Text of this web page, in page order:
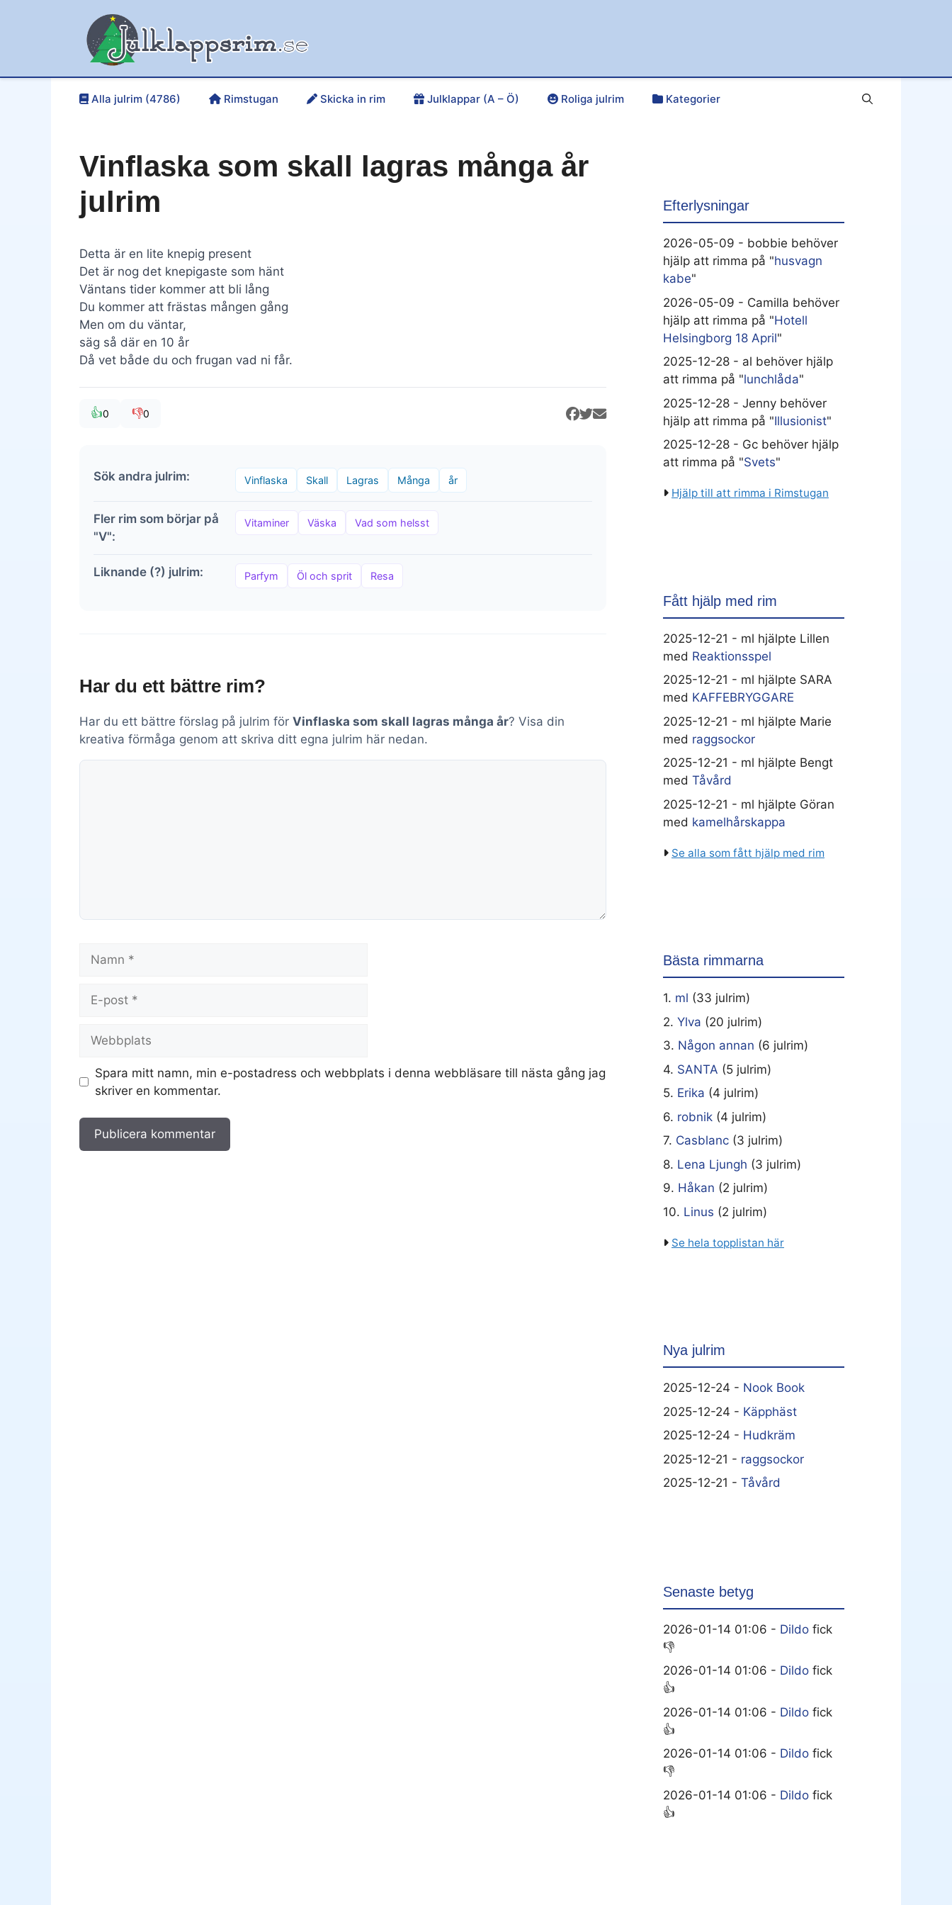
Alla julrim (4786) Rimstugan Skicka in rim Julklappar (A – Ö) Roliga julrim Kategorier
Vinflaska som skall lagras många år
julrim
Detta är en lite knepig present
Det är nog det knepigaste som hänt
Väntans tider kommer att bli lång
Du kommer att frästas mången gång
Men om du väntar,
säg så där en 10 år
Då vet både du och frugan vad ni får.
👍0 👎0
Sök andra julrim: Vinflaska Skall Lagras Många år
Fler rim som börjar på
"V":
Vitaminer Väska Vad som helsst
Liknande (?) julrim: Parfym Öl och sprit Resa
Har du ett bättre rim?
Har du ett bättre förslag på julrim för Vinflaska som skall lagras många år? Visa din
kreativa förmåga genom att skriva ditt egna julrim här nedan.
Kommentar
post
Spara mitt namn, min e-postadress och webbplats i denna webbläsare till nästa gång jag
skriver en kommentar.
Efterlysningar
2026-05-09 - bobbie behöver
hjälp att rimma på "husvagn
kabe"
2026-05-09 - Camilla behöver
hjälp att rimma på "Hotell
Helsingborg 18 April"
2025-12-28 - al behöver hjälp
att rimma på "lunchlåda"
2025-12-28 - Jenny behöver
hjälp att rimma på "Illusionist"
2025-12-28 - Gc behöver hjälp
att rimma på "Svets"
Hjälp till att rimma i Rimstugan
Fått hjälp med rim
2025-12-21 - ml hjälpte Lillen
med Reaktionsspel
2025-12-21 - ml hjälpte SARA
med KAFFEBRYGGARE
2025-12-21 - ml hjälpte Marie
med raggsockor
2025-12-21 - ml hjälpte Bengt
med Tåvård
2025-12-21 - ml hjälpte Göran
med kamelhårskappa
Se alla som fått hjälp med rim
Bästa rimmarna
1. ml (33 julrim)
2. Ylva (20 julrim)
3. Någon annan (6 julrim)
4. SANTA (5 julrim)
5. Erika (4 julrim)
6. robnik (4 julrim)
7. Casblanc (3 julrim)
8. Lena Ljungh (3 julrim)
9. Håkan (2 julrim)
10. Linus (2 julrim)
Se hela topplistan här
Nya julrim
2025-12-24 - Nook Book
2025-12-24 - Käpphäst
2025-12-24 - Hudkräm
2025-12-21 - raggsockor
2025-12-21 - Tåvård
Senaste betyg
2026-01-14 01:06 - Dildo fick
👎
2026-01-14 01:06 - Dildo fick
👍
2026-01-14 01:06 - Dildo fick
👍
2026-01-14 01:06 - Dildo fick
👎
2026-01-14 01:06 - Dildo fick
👍